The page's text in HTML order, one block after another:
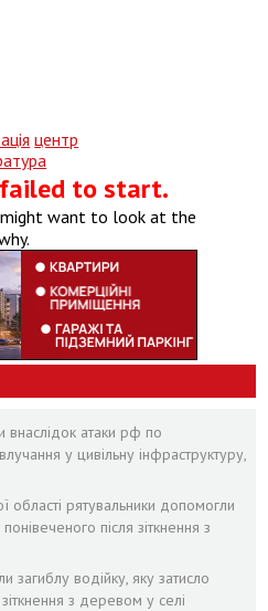
центр
failed to start.
want to look at the
атаки рф по
у цивільну інфраструктуру,
області рятувальники допомогли
після зіткнення з
загиблу водійку, яку затисло
з деревом у селі